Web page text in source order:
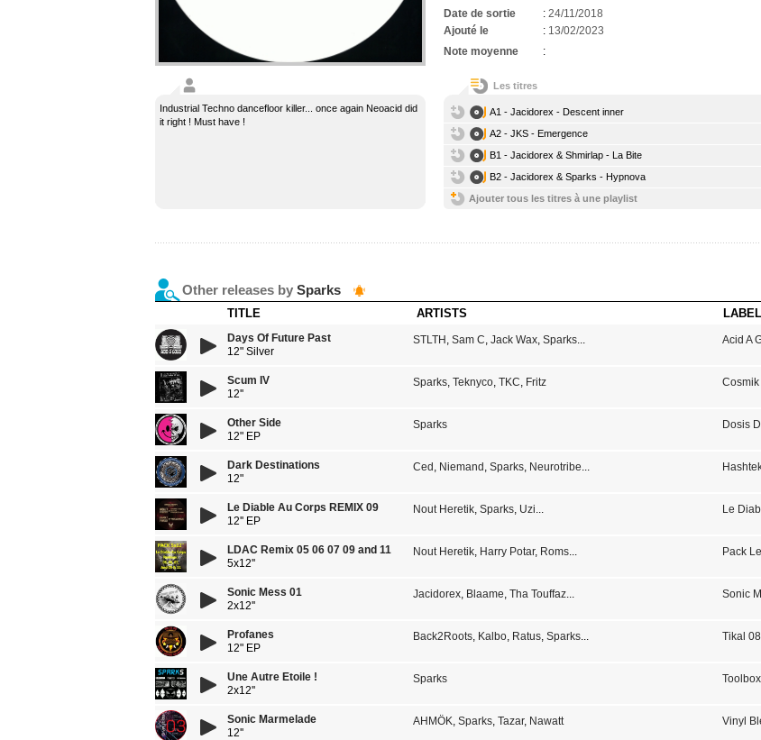
Date de sortie
: 24/11/2018
Ajouté le
: 13/02/2023
Note moyenne
:
Industrial Techno dancefloor killer... once again Neoacid did
it right ! Must have !
Les titres
A1 - Jacidorex - Descent inner
A2 - JKS - Emergence
B1 - Jacidorex & Shmirlap - La Bite
B2 - Jacidorex & Sparks - Hypnova
Ajouter tous les titres à une playlist
Other releases by Sparks
TITLE ARTISTS
Days Of Future Past
12" Silver
STLTH , Sam C, Jack Wax, Sparks... Acid A
Scum IV
12''
Sparks, Teknyco, TKC, Fritz
Other Side
12" EP
Sparks Dosis
Dark Destinations
12"
Ced , Niemand , Sparks, Neurotribe...
Le Diable Au Corps REMIX 09
12'' EP
Nout Heretik, Sparks, Uzi... Le
LDAC Remix 05 06 07 09 and 11
5x12''
Nout Heretik, Harry Potar, Roms... Pack
Sonic Mess 01
2x12''
Jacidorex, Blaame, Tha Touffaz... Sonic
Profanes
12" EP
Back2Roots, Kalbo, Ratus, Sparks... Tikal 08
Une Autre Etoile !
2x12''
Sparks
Sonic Marmelade
12''
AHMÖK, Sparks, Tazar, Nawatt Vinyl